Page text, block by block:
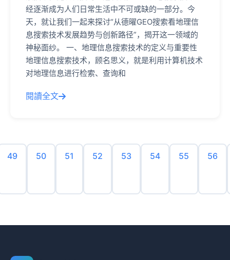
经逐渐成为人们日常生活中不可或缺的一部分。今
天，就让我们一起来探讨“从德曜GEO搜索看地理信
息搜索技术发展趋势与创新路径”，揭开这一领域的
神秘面纱。 一、地理信息搜索技术的定义与重要性
地理信息搜索技术，顾名思义，就是利用计算机技术
对地理信息进行检索、查询和
閱讀全文
49 50 51 52 53 54 55 56